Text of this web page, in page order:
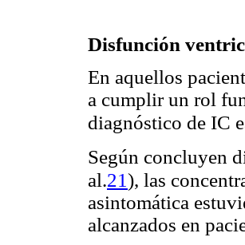
Disfunción
En aquellos
a cumplir un rol
diagnóstico de IC
Según concluyen
al.21), las
asintomática
alcanzados en